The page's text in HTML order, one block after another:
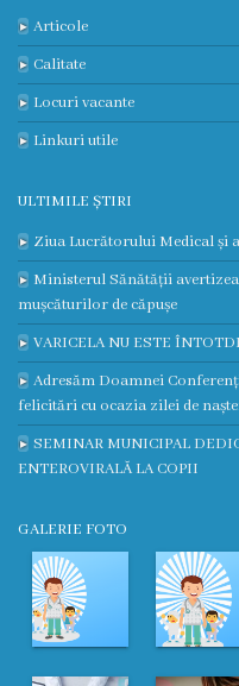
Declarații
răspundere
managerială
clinice
naționale
Informație
medicală
utilă
Publicații
proprii
Clinica
Articole
Calitate
Locuri vacante
Linkuri utile
ULTIMILE ȘTIRI
Ziua Lucrătorului Medical și
Ministerul Sănătății
mușcăturilor de căpușe
VARICELA NU ESTE
Adresăm Doamnei
felicitări cu ocazia zilei de
SEMINAR MUNICIPAL
ENTEROVIRALĂ LA COPII
GALERIE FOTO